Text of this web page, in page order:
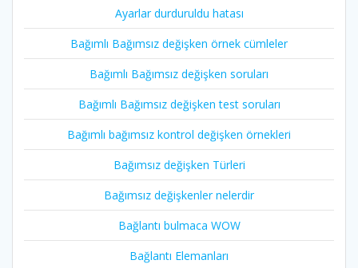
Ayarlar durduruldu hatası
Bağımlı Bağımsız değişken örnek cümleler
Bağımlı Bağımsız değişken soruları
Bağımlı Bağımsız değişken test soruları
Bağımlı bağımsız kontrol değişken örnekleri
Bağımsız değişken Türleri
Bağımsız değişkenler nelerdir
Bağlantı bulmaca WOW
Bağlantı Elemanları